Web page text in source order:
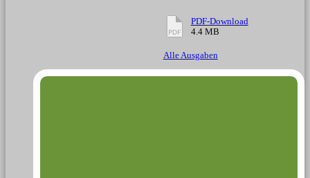
PDF-Download
4.4 MB
Alle Ausgaben